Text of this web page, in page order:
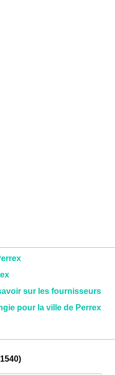
sur les fournisseurs
pour la ville de Perrex